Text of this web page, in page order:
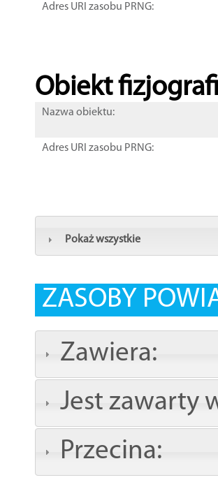
Adres URI zasobu PRNG:
Obiekt
Nazwa obiektu:
Adres URI zasobu PRNG:
Pokaż wszystkie
ZASOBY
Zawiera:
Jest zawarty
Przecina: